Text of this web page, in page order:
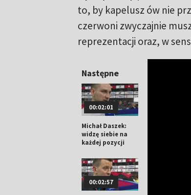
to, by kapelusz ów nie
czerwoni zwyczajnie
reprezentacji oraz, w
Następne
00:02:01
Michał Daszek:
widzę siebie na
każdej pozycji
00:02:57